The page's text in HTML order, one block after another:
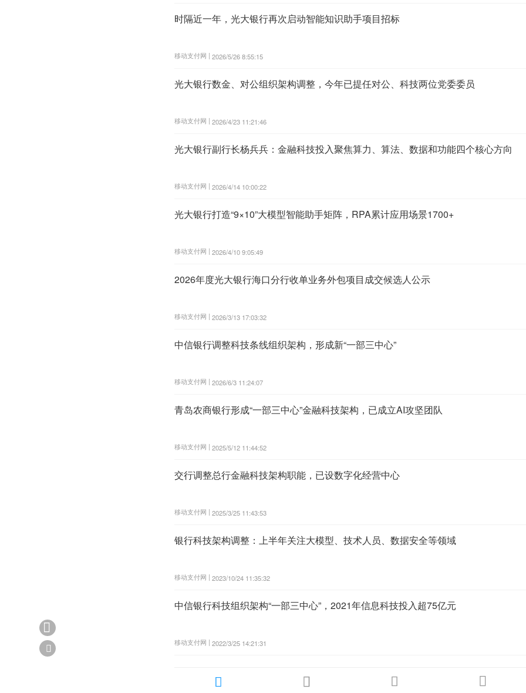
时隔近一年，光大银行再次启动智能知识助手项目招标
移动支付网 | 2026/5/26 8:55:15
光大银行数金、对公组织架构调整，今年已提任对公、科技两位党委委员
移动支付网 | 2026/4/23 11:21:46
光大银行副行长杨兵兵：金融科技投入聚焦算力、算法、数据和功能四个核心方向
移动支付网 | 2026/4/14 10:00:22
光大银行打造“9×10”大模型智能助手矩阵，RPA累计应用场景1700+
移动支付网 | 2026/4/10 9:05:49
2026年度光大银行海口分行收单业务外包项目成交候选人公示
移动支付网 | 2026/3/13 17:03:32
中信银行调整科技条线组织架构，形成新“一部三中心”
移动支付网 | 2026/6/3 11:24:07
青岛农商银行形成“一部三中心”金融科技架构，已成立AI攻坚团队
移动支付网 | 2025/5/12 11:44:52
交行调整总行金融科技架构职能，已设数字化经营中心
移动支付网 | 2025/3/25 11:43:53
银行科技架构调整：上半年关注大模型、技术人员、数据安全等领域
移动支付网 | 2023/10/24 11:35:32
中信银行科技组织架构“一部三中心”，2021年信息科技投入超75亿元
移动支付网 | 2022/3/25 14:21:31
   

